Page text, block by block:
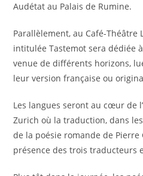
Audétat au Palais de Rumine.
Parallèlement, au Café-Théâtre
intitulée Tastemot sera dédiée
venue de différents horizons,
leur version française ou
Les langues seront au cœur de
Zurich où la traduction, dans
de la poésie romande de
présence des trois traducteurs